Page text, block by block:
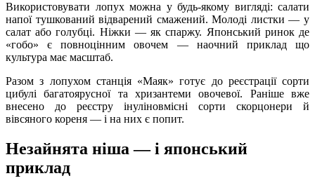
Використовувати лопух можна у будь-якому вигляді: салати
напої тушкований відварений смажений. Молоді листки — у
салат або голубці. Ніжки — як спаржу. Японський ринок де
«гобо» є повноцінним овочем — наочний приклад що
культура має масштаб.
Разом з лопухом станція «Маяк» готує до реєстрації сорти
цибулі багатоярусної та хризантеми овочевої. Раніше вже
внесено до реєстру інуліновмісні сорти скорцонери й
вівсяного кореня — і на них є попит.
Незайнята ніша — і японський
приклад